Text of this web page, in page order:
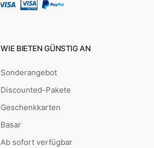
WIE BIETEN GÜNSTIG AN
Sonderangebot
Discounted-Pakete
Geschenkkarten
Basar
Ab sofort verfügbar